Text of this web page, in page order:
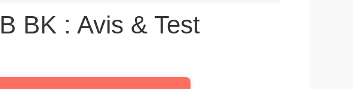
BK : Avis & Test